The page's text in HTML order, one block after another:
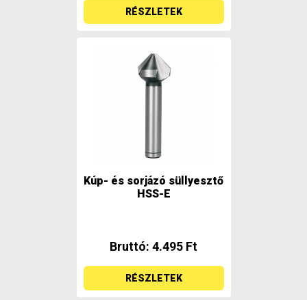
RÉSZLETEK
Kúp- és sorjázó süllyesztő
HSS-E
Bruttó: 4.495 Ft
RÉSZLETEK